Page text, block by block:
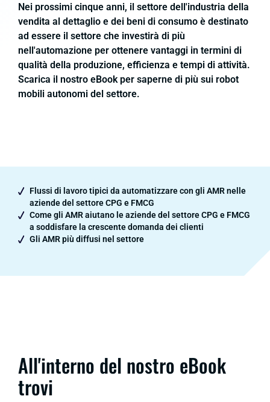
Nei prossimi cinque anni, il settore dell'industria della
vendita al dettaglio e dei beni di consumo è destinato
ad essere il settore che investirà di più
nell'automazione per ottenere vantaggi in termini di
qualità della produzione, efficienza e tempi di attività.
Scarica il nostro eBook per saperne di più sui robot
mobili autonomi del settore.
Flussi di lavoro tipici da automatizzare con gli AMR nelle
aziende del settore CPG e FMCG
Come gli AMR aiutano le aziende del settore CPG e FMCG
a soddisfare la crescente domanda dei clienti
Gli AMR più diffusi nel settore
All'interno del nostro eBook
trovi